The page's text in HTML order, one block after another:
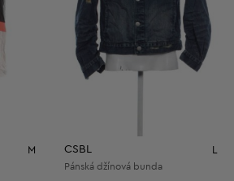
M CSBL
Pánská džínová bunda